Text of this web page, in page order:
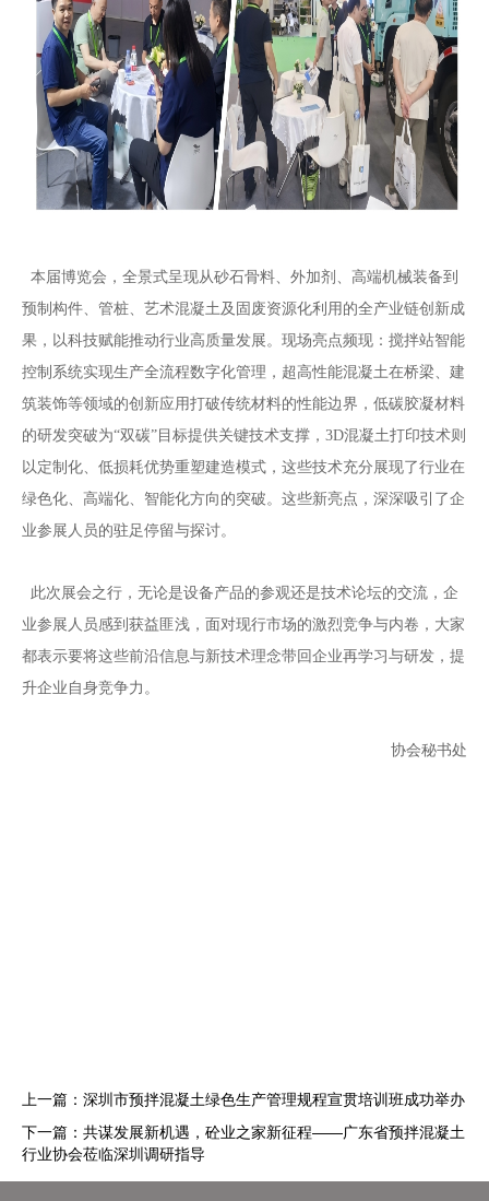
本届博览会， 全景式呈现从砂石骨料、外加剂、高端机械装备到
预制构件、管桩、艺术混凝土及固废资源化利用的全产业链创新成
果，以科技赋能推动行业高质量发展。现场亮点频现：搅拌站智能
控制系统实现生产全流程数字化管理，超高性能混凝土在桥梁、建
筑装饰等领域的创新应用打破传统材料的性能边界，低碳胶凝材料
的研发突破为“双碳”目标提供关键技术支撑， 3D混凝土打印技术则
以定制化、低损耗优势重塑建造模式，这些技术充分展现了行业在
绿色化、高端化、智能化方向的突破。 这些新亮点，深深吸引了企
业参展人员的驻足停留与探讨。
此次展会之行，无论是设备产品的参观还是技术论坛的交流，企
业参展人员感到获益匪浅，面对现行市场的激烈竞争与内卷，大家
都表示要将这些前沿信息与新技术理念带回企业再学习与研发，提
升企业自身竞争力。
协会秘书处
上一篇： 深圳市预拌混凝土绿色生产管理规程宣贯培训班成功举办
下一篇： 共谋发展新机遇，砼业之家新征程——广东省预拌混凝土
行业协会莅临深圳调研指导